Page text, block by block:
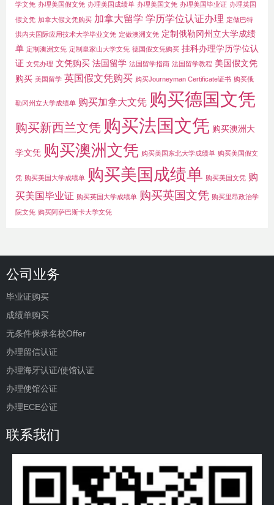
学文凭 办理美国假文凭 办理美国成绩单 办理美国文凭 办理美国毕业证 办理英国
假文凭 加拿大假文凭购买 加拿大留学 学历学位认证办理 定做巴特
洪内夫国际应用技术大学毕业文凭 定做澳洲文凭 定制俄勒冈州立大学成绩
单 定制澳洲文凭 定制皇家山大学文凭 德国假文凭购买 挂科办理学历学位认
证 文凭办理 文凭购买 法国留学 法国留学指南 法国留学教程 美国假文凭
购买 美国留学 英国假文凭购买 购买Journeyman Certificate证书 购买俄
勒冈州立大学成绩单 购买加拿大文凭 购买德国文凭
购买新西兰文凭 购买法国文凭 购买澳洲大
学文凭 购买澳洲文凭 购买美国东北大学成绩单 购买美国假文
凭 购买美国大学成绩单 购买美国成绩单 购买美国文凭 购
买美国毕业证 购买英国大学成绩单 购买英国文凭 购买里昂政治学
院文凭 购买阿萨巴斯卡大学文凭
公司业务
毕业证购买
成绩单购买
无条件保录名校Offer
办理留信认证
办理海牙认证/使馆认证
办理使馆公证
办理ECE公证
联系我们